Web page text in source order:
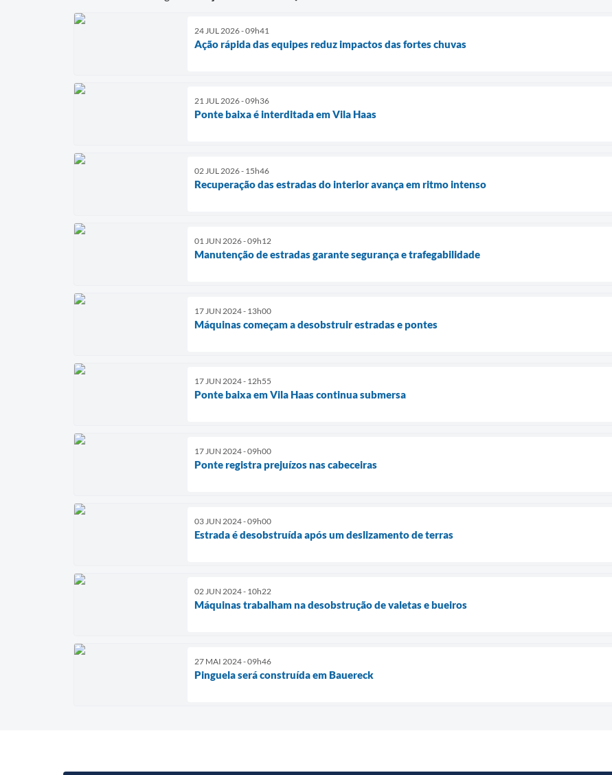
24 JUL 2026 - 09h41
Ação rápida das equipes reduz impactos das fortes chuvas
21 JUL 2026 - 09h36
Ponte baixa é interditada em Vila Haas
02 JUL 2026 - 15h46
Recuperação das estradas do interior avança em ritmo intenso
01 JUN 2026 - 09h12
Manutenção de estradas garante segurança e trafegabilidade
17 JUN 2024 - 13h00
Máquinas começam a desobstruir estradas e pontes
17 JUN 2024 - 12h55
Ponte baixa em Vila Haas continua submersa
17 JUN 2024 - 09h00
Ponte registra prejuízos nas cabeceiras
03 JUN 2024 - 09h00
Estrada é desobstruída após um deslizamento de terras
02 JUN 2024 - 10h22
Máquinas trabalham na desobstrução de valetas e bueiros
27 MAI 2024 - 09h46
Pinguela será construída em Bauereck